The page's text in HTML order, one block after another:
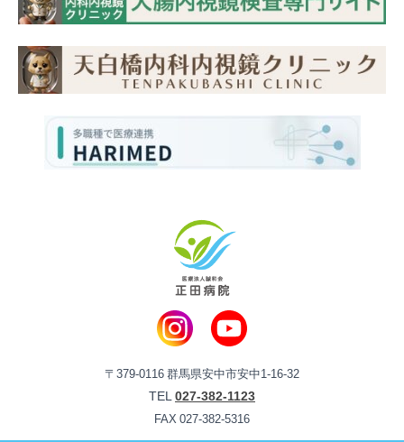
〒379-0116 群馬県安中市安中1-16-32
TEL 027-382-1123
FAX 027-382-5316